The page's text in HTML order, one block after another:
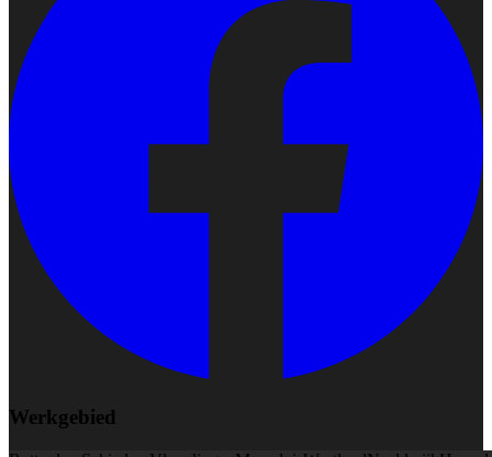
Werkgebied